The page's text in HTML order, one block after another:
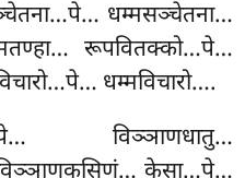
धम्मसञ्चेतना…
रूपवितक्को…पे…
धम्मविचारो….
विञ्ञाणधातु…